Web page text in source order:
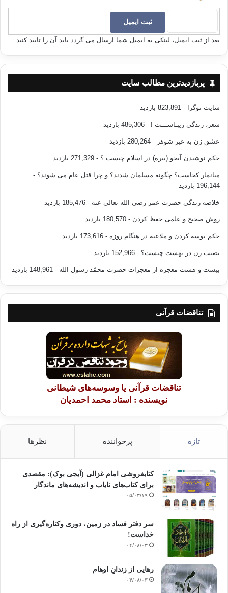
بعد از ثبت ایمیل، لینکی به ایمیل شما ارسال می گردد باید آن را تایید کنید.
پربازدیدترین مطالب سایت
سایت نوگرا - 823,891 بازدید
شعر، زندگی زیبـاســـت ! - 485,306 بازدید
عشق زن به غیر شوهر - 280,264 بازدید
حکم نوشیدن آبجو (بیره) در اسلام چیست ؟ - 271,329 بازدید
میانمار کجاست؟ چگونه مسلمان شدند؟ و چرا قتل عام می شوند؟ -
196,144 بازدید
خلاصه زندگی حضرت عمر رضی الله تعالی عنه - 185,476 بازدید
روش صحیح و علمی حفظ کردن - 180,570 بازدید
حکم بوسه کردن و ملاعبه در هنگام روزه - 173,616 بازدید
نصیب زن در بهشت چیست؟ - 152,966 بازدید
بیست و هشت معجزه از معجزات حضرت محمّد رسول الله - 148,961 بازدید
تناقضات قرآنی
تناقضات قرآنی یا وسوسه‌های شیطانی
نویسنده : استاد محمد احمدیان
تازه پرخواننده نظرها
کتابفروشی امام غزالی (آیجی بوک): مقصدی
برای کتاب‌های نایاب و اندیشه‌های ماندگار
۰۵/۰۳/۱۹
سر دفتر فساد در زمین‌، دوری وکناره‌گیری از راه
خداست‌!
۰۴/۰۸/۰۳
رهایی از زندانِ اوهام
۰۴/۰۸/۰۳